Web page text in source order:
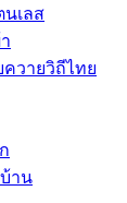
นเลส
ควายวิถีไทย
าน